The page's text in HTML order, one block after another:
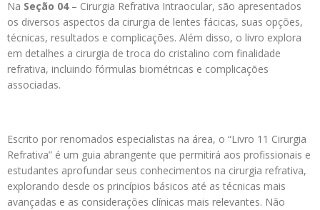
Na Seção 04– Cirurgia Refrativa Intraocular, são apresentados
os diversos aspectos da cirurgia de lentes fácicas, suas opções,
técnicas, resultados e complicações. Além disso, o livro explora
em detalhes a cirurgia de troca do cristalino com finalidade
refrativa, incluindo fórmulas biométricas e complicações
associadas.
Escrito por renomados especialistas na área, o “Livro 11 Cirurgia
Refrativa” é um guia abrangente que permitirá aos profissionais e
estudantes aprofundar seus conhecimentos na cirurgia refrativa,
explorando desde os princípios básicos até as técnicas mais
avançadas e as considerações clínicas mais relevantes. Não